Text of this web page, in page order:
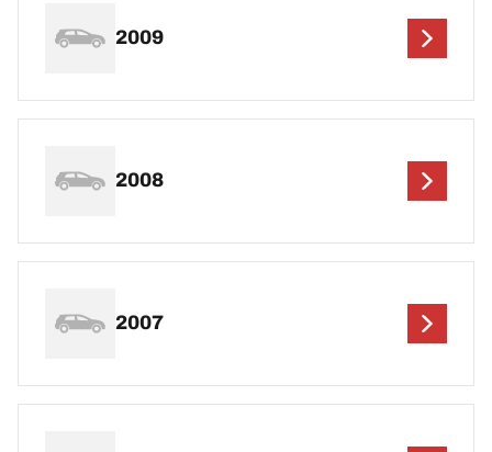
2009
2008
2007